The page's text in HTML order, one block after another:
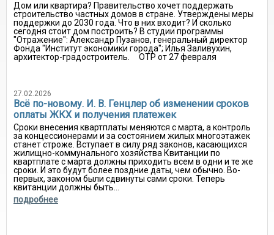
Дом или квартира? Правительство хочет поддержать
строительство частных домов в стране. Утверждены меры
поддержки до 2030 года. Что в них входит? И сколько
сегодня стоит дом построить? В студии программы
"Отражение": Александр Пузанов, генеральный директор
Фонда "Институт экономики города"; Илья Заливухин,
архитектор-градостроитель. ОТР от 27 февраля
27.02.2026
Всё по-новому. И. В. Генцлер об изменении сроков
оплаты ЖКХ и получения платежек
Сроки внесения квартплаты меняются с марта, а контроль
за концессионерами и за состоянием жилых многоэтажек
станет строже. Вступает в силу ряд законов, касающихся
жилищно-коммунального хозяйства Квитанции по
квартплате с марта должны приходить всем в одни и те же
сроки. И это будут более поздние даты, чем обычно. Во-
первых, законом были сдвинуты сами сроки. Теперь
квитанции должны быть...
подробнее